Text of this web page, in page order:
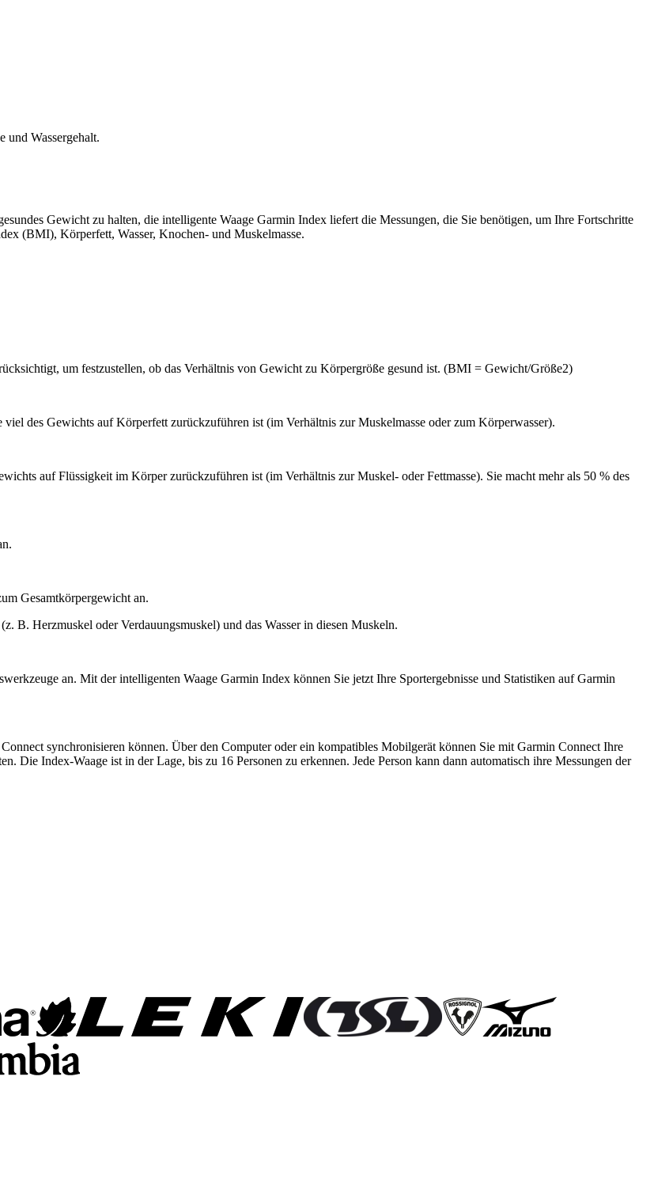
und Wassergehalt.
Gewicht zu halten, die intelligente Waage Garmin Index liefert die Messungen, die Sie benötigen, um Ihre Fortschritte
(BMI), Körperfett, Wasser, Knochen- und Muskelmasse.
um festzustellen, ob das Verhältnis von Gewicht zu Körpergröße gesund ist. (BMI = Gewicht/Größe2)
des Gewichts auf Körperfett zurückzuführen ist (im Verhältnis zur Muskelmasse oder zum Körperwasser).
auf Flüssigkeit im Körper zurückzuführen ist (im Verhältnis zur Muskel- oder Fettmasse). Sie macht mehr als 50 % des
Gesamtkörpergewicht an.
B. Herzmuskel oder Verdauungsmuskel) und das Wasser in diesen Muskeln.
an. Mit der intelligenten Waage Garmin Index können Sie jetzt Ihre Sportergebnisse und Statistiken auf Garmin
synchronisieren können. Über den Computer oder ein kompatibles Mobilgerät können Sie mit Garmin Connect Ihre
Die Index-Waage ist in der Lage, bis zu 16 Personen zu erkennen. Jede Person kann dann automatisch ihre Messungen der